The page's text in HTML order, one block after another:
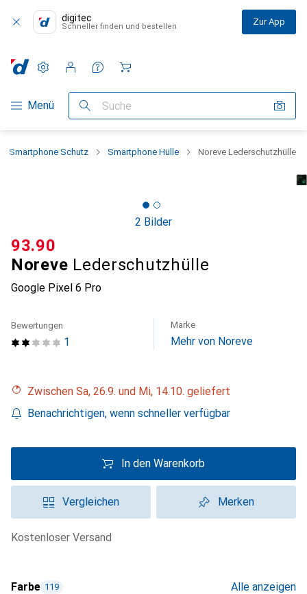
digitec
Schneller finden und bestellen Zur App
Navigation nach Kategorien
Menü Suche
Einstellungen
Kundenkonto
Vergleichslisten
Merklisten
Warenkorb
Smartphone Schutz Smartphone Hülle Noreve Lederschutzhülle
2 Bilder
Noreve Lederschutzhülle
Google Pixel 6 Pro
CHF
93.90
1
Bewertungen Marke
Mehr von Noreve
Zwischen Sa, 26.9. und Mi, 14.10. geliefert
Benachrichtigen, wenn schneller verfügbar
In den Warenkorb
Vergleichen Merken
kostenloser Versand
Farbe 119 Alle anzeigen